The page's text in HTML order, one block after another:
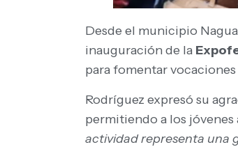
Desde el municipio
inauguración de la
para fomentar
Rodríguez expresó su
permitiendo a los
actividad representa una